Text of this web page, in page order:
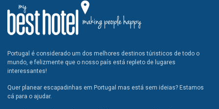
Portugal é considerado um dos melhores destinos túristicos de todo o
mundo, e felizmente que o nosso país está repleto de lugares
interessantes!
Quer planear escapadinhas em Portugal mas está sem ideias? Estamos
cá para o ajudar.